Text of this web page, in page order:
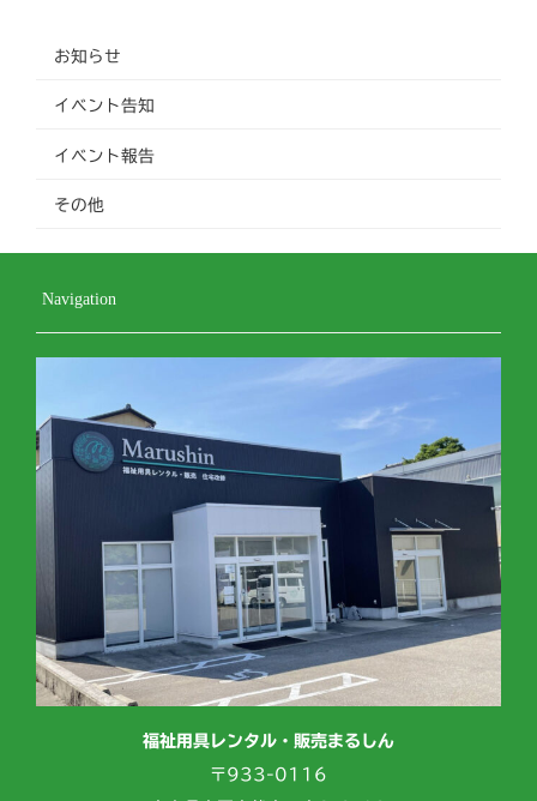
お知らせ
イベント告知
イベント報告
その他
Navigation
福祉用具レンタル・販売まるしん
〒933-0116